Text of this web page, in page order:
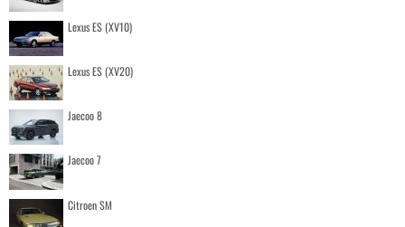
Lexus ES (XV10)
Lexus ES (XV20)
Jaecoo 8
Jaecoo 7
Citroen SM